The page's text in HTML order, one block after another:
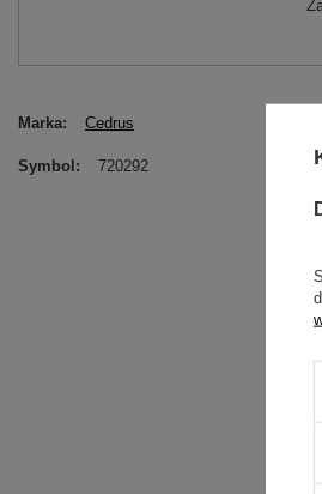
Marka Cedrus
Symbol 720292